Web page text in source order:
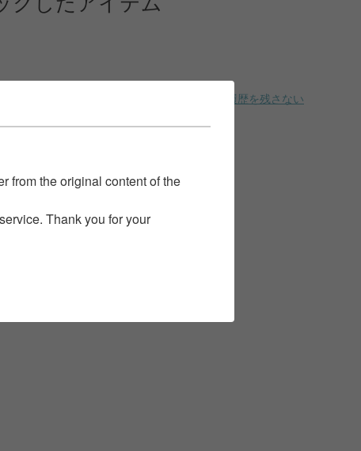
履歴を残さない
from the original content of the
Thank you for your